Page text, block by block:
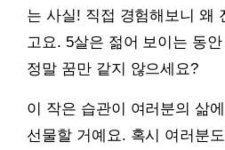
는 사실! 직접 경험해보니 왜
고요. 5살은 젊어 보이는 동
정말 꿈만 같지 않으세요?
이 작은 습관이 여러분의 삶
선물할 거예요. 혹시 여러분